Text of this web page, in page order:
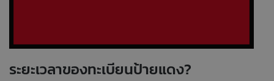
ระยะเวลาของทะเบียนป้ายแดง?